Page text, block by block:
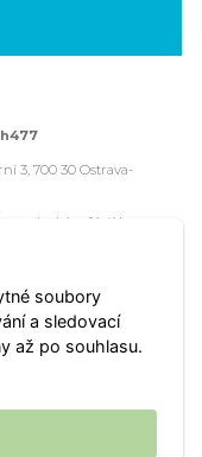
3, 700 30 Ostrava-
nebo jeho částí je
obvodu Ostrava-
OVANET a.s.
Nastavení cookies
soubory
a sledovací
až po souhlasu.